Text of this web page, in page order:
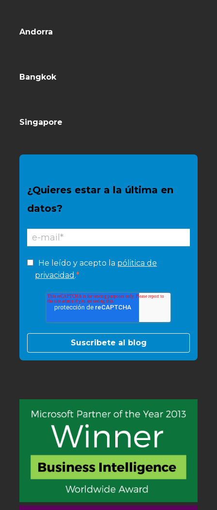
Andorra
Bangkok
Singapore
¿Quieres estar a la última en
datos?
He leído y acepto la pólitica de
privacidad .*